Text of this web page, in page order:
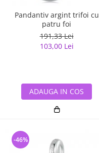
Pandantiv argint trifoi cu
patru foi
191,33 Lei
103,00 Lei
ADAUGA IN COS
-46%